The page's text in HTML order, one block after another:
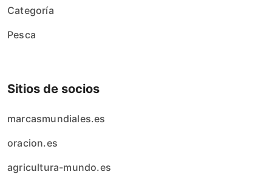
Categoría
Pesca
Sitios de socios
marcasmundiales.es
oracion.es
agricultura-mundo.es